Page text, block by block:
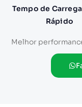
Tempo de
Rápido
Melhor